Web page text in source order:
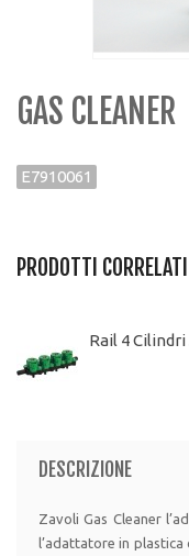
GAS CLEANER
E7910061
PRODOTTI CORRELATI
Rail 4
DESCRIZIONE
Zavoli Gas Cleaner
l’adattatore in